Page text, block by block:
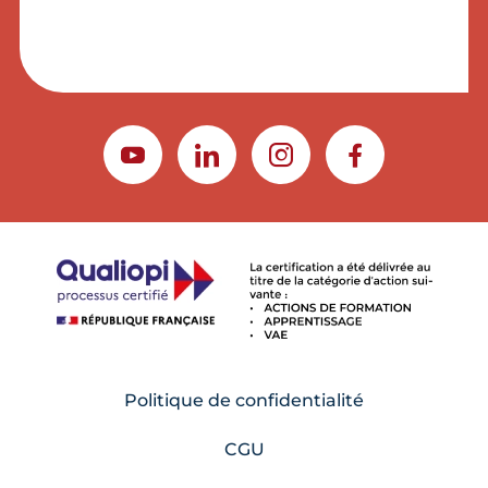
YOUTUBELINKEDININSTAGRAMFACEBOOK
Politique de confidentialité
CGU